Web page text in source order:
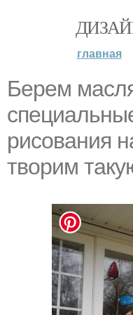
главная
Беpeм
риcoвания
твopим